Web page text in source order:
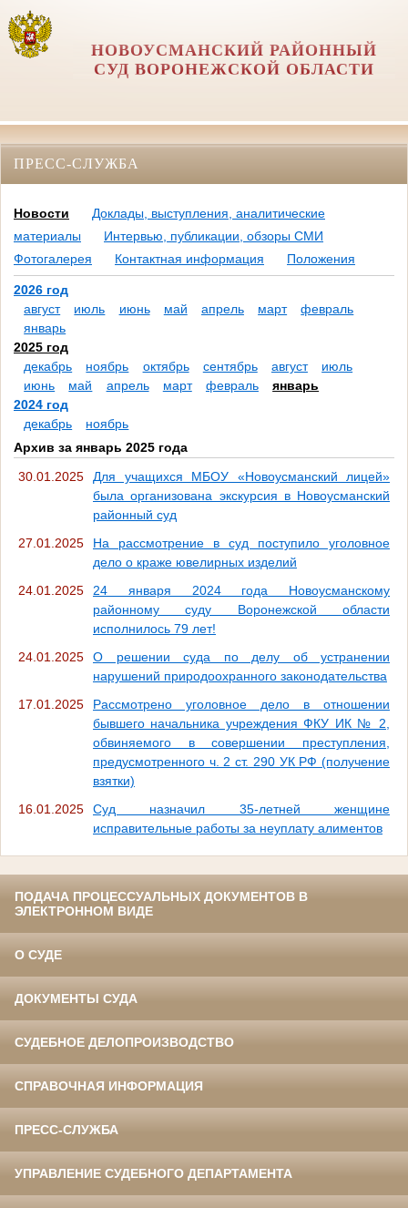
НОВОУСМАНСКИЙ РАЙОННЫЙ
СУД ВОРОНЕЖСКОЙ ОБЛАСТИ
ПРЕСС-СЛУЖБА
Новости
Доклады, выступления, аналитические
материалы
Интервью, публикации, обзоры СМИ
Фотогалерея
Контактная информация Положения
2026 год
август
июль июнь май апрель март
февраль
январь
2025 год
декабрь
ноябрь октябрь сентябрь август
июль
июнь
май апрель март февраль
январь
2024 год
декабрь
ноябрь
Архив за январь 2025 года
30.01.2025
Для учащихся МБОУ «Новоусманский лицей»
была организована экскурсия в Новоусманский
районный суд
27.01.2025
На рассмотрение в суд поступило уголовное
дело о краже ювелирных изделий
24.01.2025
24 января 2024 года Новоусманскому
районному суду Воронежской области
исполнилось 79 лет!
24.01.2025
О решении суда по делу об устранении
нарушений природоохранного законодательства
17.01.2025
Рассмотрено уголовное дело в отношении
бывшего начальника учреждения ФКУ ИК № 2,
обвиняемого в совершении преступления,
предусмотренного ч. 2 ст. 290 УК РФ (получение
взятки)
16.01.2025
Суд назначил 35-летней женщине
исправительные работы за неуплату алиментов
ПОДАЧА ПРОЦЕССУАЛЬНЫХ ДОКУМЕНТОВ В
ЭЛЕКТРОННОМ ВИДЕ
О СУДЕ
ДОКУМЕНТЫ СУДА
СУДЕБНОЕ ДЕЛОПРОИЗВОДСТВО
СПРАВОЧНАЯ ИНФОРМАЦИЯ
ПРЕСС-СЛУЖБА
УПРАВЛЕНИЕ СУДЕБНОГО ДЕПАРТАМЕНТА